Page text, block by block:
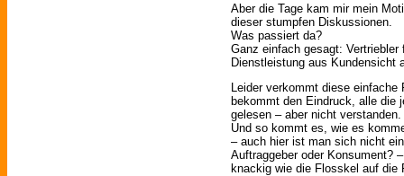
Aber die Tage kam mir mein
dieser stumpfen Diskussionen.
Was passiert da?
Ganz einfach gesagt: Vertriebler
Dienstleistung aus Kundensicht
Leider verkommt diese
bekommt den Eindruck, alle die
gelesen – aber nicht verstanden.
Und so kommt es, wie es
– auch hier ist man sich nicht
Auftraggeber oder Konsument?
knackig wie die Flosskel auf die